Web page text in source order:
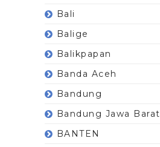
Bali
Balige
Balikpapan
Banda Aceh
Bandung
Bandung Jawa Barat
BANTEN